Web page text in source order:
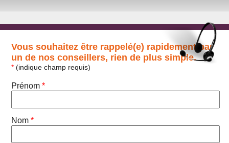
Vous souhaitez être rappelé(e) rapidement par
un de nos conseillers, rien de plus simple.
* (indique champ requis)
Prénom*
Nom*